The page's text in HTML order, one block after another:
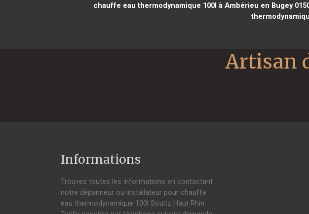
chauffe eau thermodynamique 100l à Ambérieu en Bugey
Informations
Trouvez toutes les informations en contactant
notre dépanneur ou installateur pour chauffe
eau thermodynamique 100l Soultz Haut Rhin.
Artisan